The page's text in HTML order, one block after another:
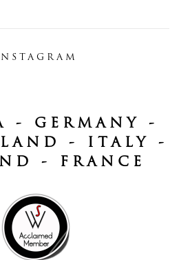
- GERMANY -
- ITALY -
- FRANCE